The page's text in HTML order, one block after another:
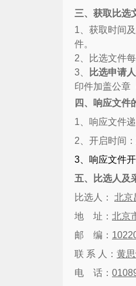
三、获取比选
1 、获取时间
件。
2 、比选文件
3
比选申请
印件加盖公章
四、响应文件
1 、响应文件
2 、开启时间：
3 、响应文件
五、比选人及
比选人： 北京
地
址： 北京
邮
编：
联 系 人： 黄
电
话：